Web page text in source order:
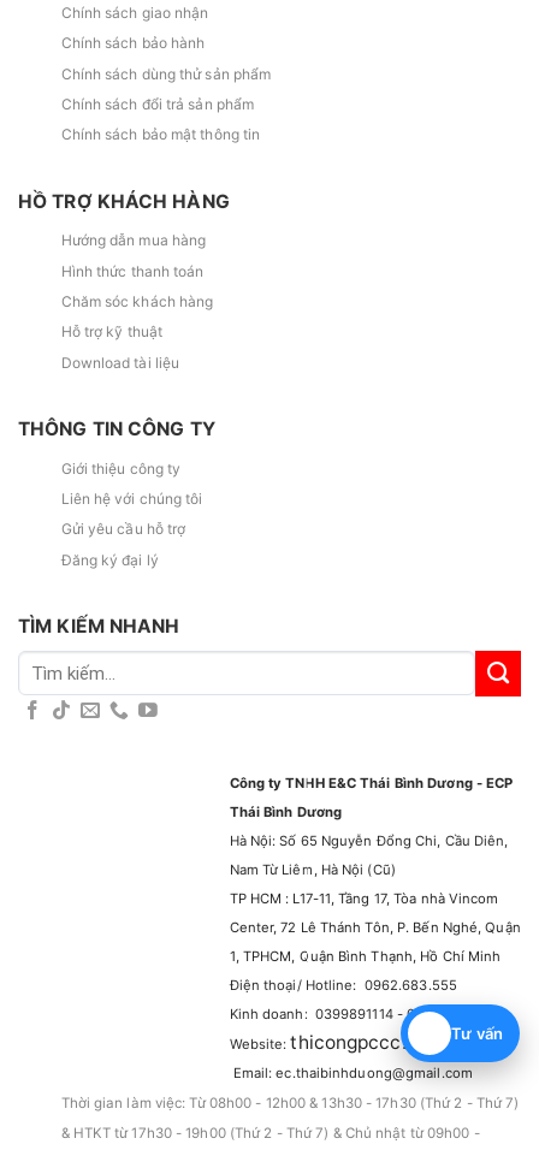
Tư vấn
Chính sách giao nhận
Chính sách bảo hành
Chính sách dùng thử sản phẩm
Chính sách đổi trả sản phẩm
Chính sách bảo mật thông tin
HỒ TRỢ KHÁCH HÀNG
Hướng dẫn mua hàng
Hình thức thanh toán
Chăm sóc khách hàng
Hỗ trợ kỹ thuật
Download tài liệu
THÔNG TIN CÔNG TY
Giới thiệu công ty
Liên hệ với chúng tôi
Gửi yêu cầu hỗ trợ
Đăng ký đại lý
TÌM KIẾM NHANH
Tìm
kiếm:
Công ty TNHH E&C Thái Bình Dương - ECP
Thái Bình Dương
Hà Nội: Số 65 Nguyễn Đổng Chi, Cầu Diên,
Nam Từ Liêm, Hà Nội (Cũ)
TP HCM : L17-11, Tầng 17, Tòa nhà Vincom
Center, 72 Lê Thánh Tôn, P. Bến Nghé, Quận
1, TPHCM, Quận Bình Thạnh, Hồ Chí Minh
Điện thoại/ Hotline: 0962.683.555
Kinh doanh: 0399891114 - 0965929114
Website:thicongpccc.com.vn –
Email: ec.thaibinhduong@gmail.com
Thời gian làm việc: Từ 08h00 - 12h00 & 13h30 - 17h30 (Thứ 2 - Thứ 7)
& HTKT từ 17h30 - 19h00 (Thứ 2 - Thứ 7) & Chủ nhật từ 09h00 -